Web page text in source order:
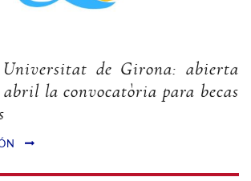
de Girona: abierta
abril la convocatòria para becas